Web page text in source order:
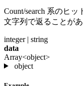
Count/search 系のヒ
文字列で返ることが
integer | string
data
Array<object>
object